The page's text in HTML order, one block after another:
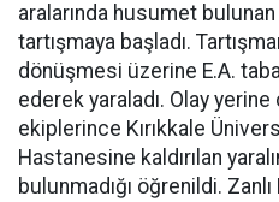
aralarında husumet bulunan
tartışmaya başladı.
dönüşmesi üzerine E.A.
ederek yaraladı. Olay
ekiplerince Kırıkkale
Hastanesine kaldırılan
bulunmadığı öğrenildi.